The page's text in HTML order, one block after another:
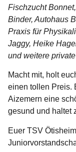
Fischzucht
Binder, Autohaus
Praxis für
Jaggy, Heike
und weitere
Macht mit, holt
einen tollen Preis.
Aizemern eine
gesund und haltet
Euer TSV